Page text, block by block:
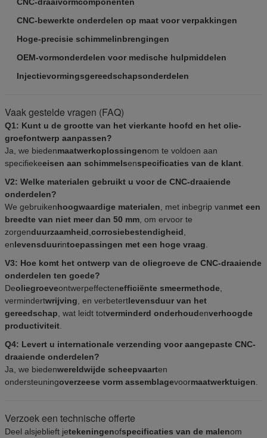
CNC-bewerkte onderdelen op maat voor verpakkingen
Hoge-precisie schimmelinbrengingen
OEM-vormonderdelen voor medische hulpmiddelen
Injectievormingsgereedschapsonderdelen
Vaak gestelde vragen (FAQ)
Q1: Kunt u de grootte van het vierkante hoofd en het olie-
groefontwerp aanpassen?
Ja, we biedenmaatwerkoplossingenom te voldoen aan
specifiekeeisen aan schimmelsenspecificaties van de klant
V2: Welke materialen gebruikt u voor de CNC-draaiende
onderdelen?
We gebruikenhoogwaardige materialen , met inbegrip vanmet een
breedte van niet meer dan 50 mm , om ervoor te
zorgenduurzaamheid corrosiebestendigheid
enlevensduurintoepassingen met een hoge vraag
V3: Hoe komt het ontwerp van de oliegroeve de CNC-draaiende
onderdelen ten goede?
Deoliegroeveontwerpeffectenefficiënte smeermethode
vermindertwrijving , en verbetertlevensduur van het
gereedschap , wat leidt totverminderd onderhoudenverhoogde
productiviteit
Q4: Levert u internationale verzending voor aangepaste CNC-
draaiende onderdelen?
Ja, we biedenwereldwijde scheepvaarten
ondersteuningoverzeese vorm assemblagevoormaatwerktuigen
Verzoek een technische offerte
Deel alsjeblieft jetekeningenofspecificaties van de malenom